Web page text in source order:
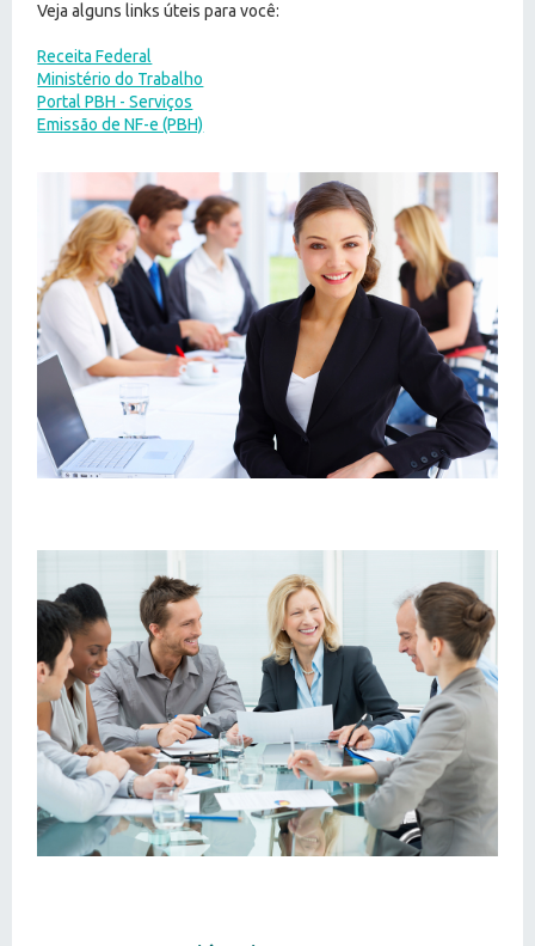
Veja alguns links úteis para você:
Receita Federal
Ministério do Trabalho
Portal PBH - Serviços
Emissão de NF-e (PBH)